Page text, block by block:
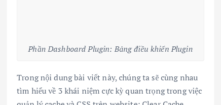
Phần Dashboard Plugin: Bảng điều khiển Plugin
Trong nội dung bài viết này, chúng ta sẽ cùng nhau
tìm hiểu về 3 khái niệm cực kỳ quan trọng trong việc